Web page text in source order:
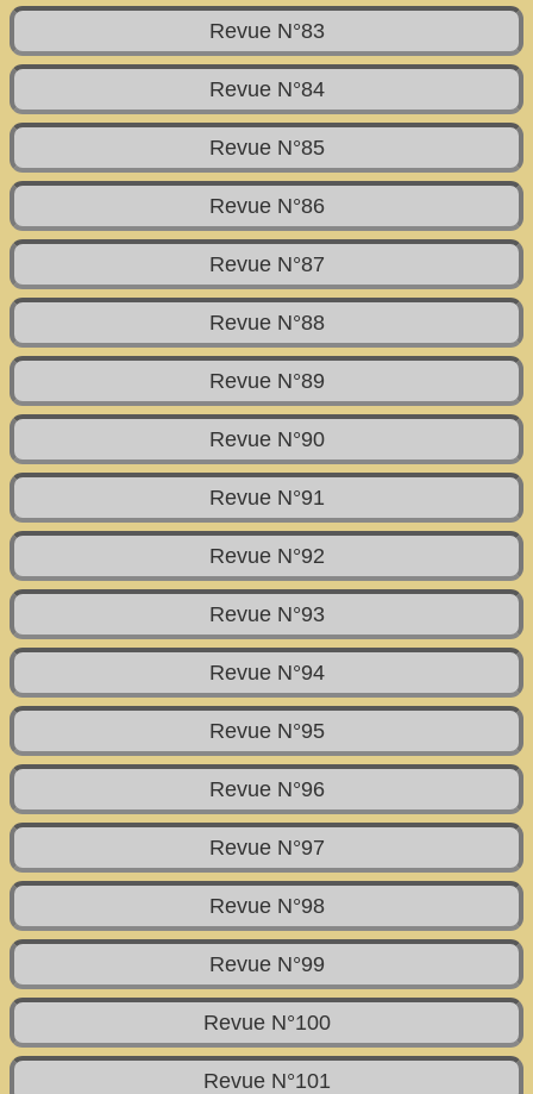
Revue N°83
Revue N°84
Revue N°85
Revue N°86
Revue N°87
Revue N°88
Revue N°89
Revue N°90
Revue N°91
Revue N°92
Revue N°93
Revue N°94
Revue N°95
Revue N°96
Revue N°97
Revue N°98
Revue N°99
Revue N°100
Revue N°101